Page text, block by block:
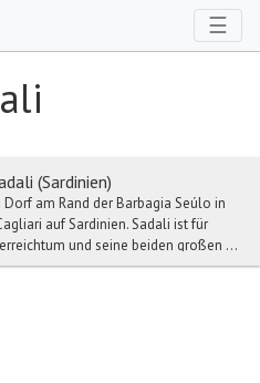
☰
(Sardinien)
am Rand der Barbagia Seúlo in
auf Sardinien. Sadali ist für
und seine beiden großen ...